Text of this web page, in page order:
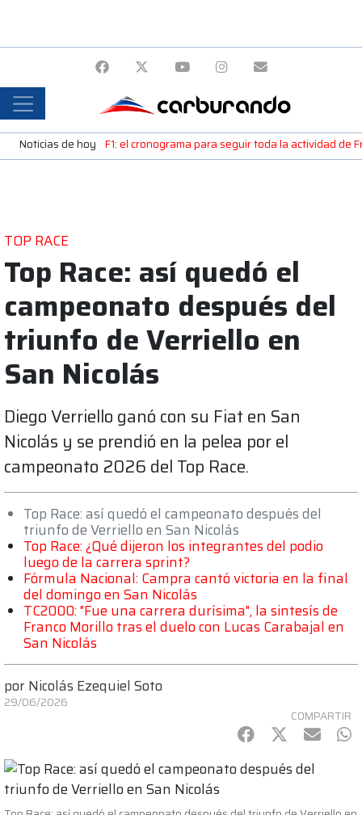
Noticias de hoy F1: el cronograma para seguir toda la actividad de
TOP RACE
Top Race: así quedó el
campeonato después del
triunfo de Verriello en
San Nicolás
Diego Verriello ganó con su Fiat en San
Nicolás y se prendió en la pelea por el
campeonato 2026 del Top Race.
Top Race: así quedó el campeonato después del
triunfo de Verriello en San Nicolás
Top Race: ¿Qué dijeron los integrantes del podio
luego de la carrera sprint?
Fórmula Nacional: Campra cantó victoria en la final
del domingo en San Nicolás
TC2000: "Fue una carrera durísima", la sintesís de
Franco Morillo tras el duelo con Lucas Carabajal en
San Nicolás
por Nicolás Ezequiel Soto
29/06/2026
COMPARTIR
Facebook
Twitter
mail